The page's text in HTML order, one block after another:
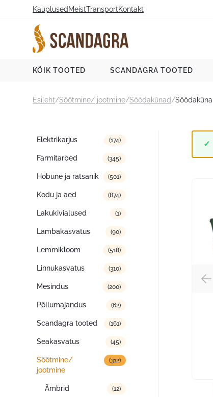
Kauplused MeistTransportKontakt
KÕIK TOOTED SCANDAGRA TOOTED
Esileht/Söötmine/ jootmine/Söödakünad/Söödaküna
Tootekategooriad
Elektrikarjus (174)
Farmitarbed (345)
Hobune ja ratsanik (501)
Kodu ja aed (874)
Lakukivialused (1)
Lambakasvatus (90)
Lemmikloom (518)
Linnukasvatus (310)
Mesindus (200)
Põllumajandus (62)
Scandagra tooted (161)
Seakasvatus (45)
Söötmine/
jootmine
(312)
Ämbrid (12)